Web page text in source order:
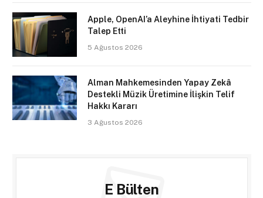
Apple, OpenAI’a Aleyhine İhtiyati Tedbir
Talep Etti
5 Ağustos 2026
Alman Mahkemesinden Yapay Zekâ
Destekli Müzik Üretimine İlişkin Telif
Hakkı Kararı
3 Ağustos 2026
E Bülten